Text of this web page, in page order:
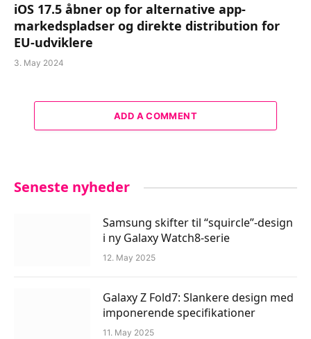
iOS 17.5 åbner op for alternative app-
markedspladser og direkte distribution for
EU-udviklere
3. May 2024
ADD A COMMENT
Seneste nyheder
Samsung skifter til “squircle”-design
i ny Galaxy Watch8-serie
12. May 2025
Galaxy Z Fold7: Slankere design med
imponerende specifikationer
11. May 2025